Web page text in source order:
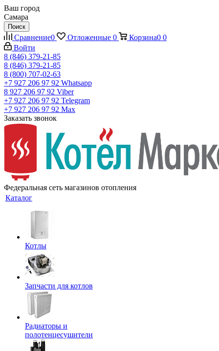
Ваш город
Самара
Поиск
Сравнение0 Отложенные 0 Корзина0 0
Войти
8 (846) 379-21-85
8 (846) 379-21-85
8 (800) 707-02-63
+7 927 206 97 92 Whatsapp
8 927 206 97 92 Viber
+7 927 206 97 92 Telegram
+7 927 206 97 92 Max
Заказать звонок
Федеральная сеть магазинов отопления
Каталог
Котлы
Запчасти для котлов
Радиаторы и
полотенцесушители